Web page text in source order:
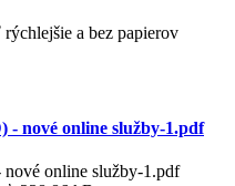
a bez papierov
- nové online služby-1.pdf
nové online služby-1.pdf